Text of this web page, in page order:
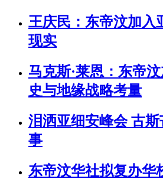
王庆民：东帝汶加入
现实
马克斯·莱恩：东帝
史与地缘战略考量
泪洒亚细安峰会 古
事
东帝汶华社拟复办华